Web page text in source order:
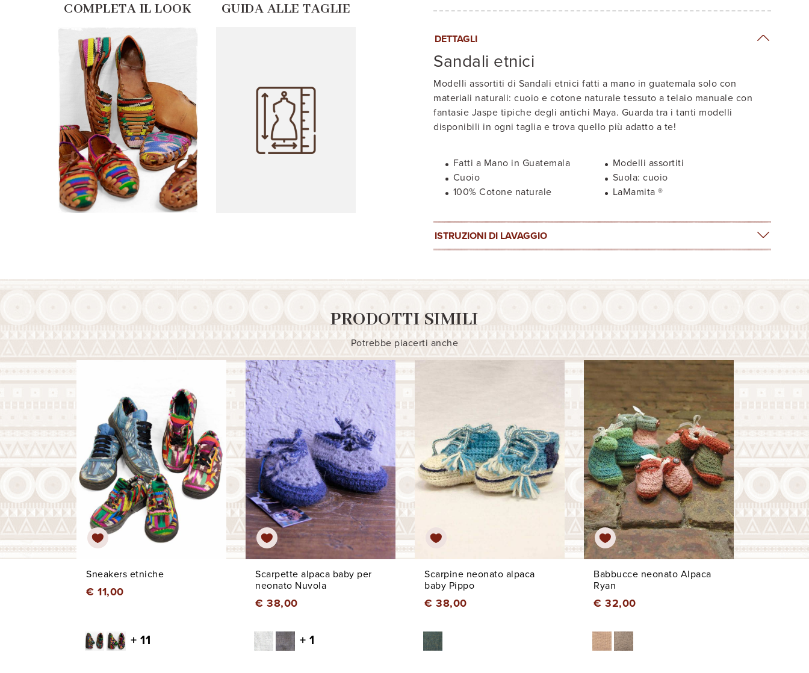
COMPLETA IL LOOK GUIDA ALLE TAGLIE
DETTAGLI
Sandali etnici
Modelli assortiti di Sandali etnici fatti a mano in guatemala solo con
materiali naturali: cuoio e cotone naturale tessuto a telaio manuale con
fantasie Jaspe tipiche degli antichi Maya. Guarda tra i tanti modelli
disponibili in ogni taglia e trova quello più adatto a te!
Fatti a Mano in Guatemala
Modelli assortiti
Cuoio
Suola: cuoio
100% Cotone naturale
LaMamita ®
ISTRUZIONI DI LAVAGGIO
PRODOTTI SIMILI
Potrebbe piacerti anche
Sneakers etniche
€ 11,00
+ 11
Scarpette alpaca baby per
neonato Nuvola
€ 38,00
+ 1
Scarpine neonato alpaca
baby Pippo
€ 38,00
Babbucce neonato Alpaca
Ryan
€ 32,00